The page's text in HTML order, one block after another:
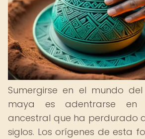
Sumergirse en el mundo
maya es adentrarse en
ancestral que ha perdurado
siglos. Los orígenes de esta